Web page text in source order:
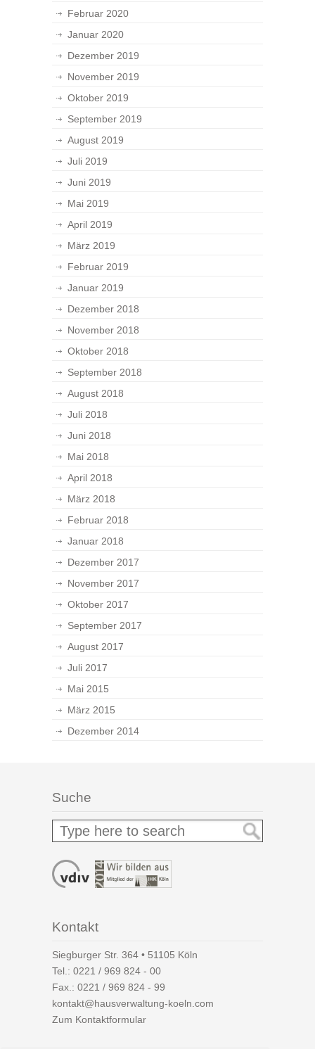
Februar 2020
Januar 2020
Dezember 2019
November 2019
Oktober 2019
September 2019
August 2019
Juli 2019
Juni 2019
Mai 2019
April 2019
März 2019
Februar 2019
Januar 2019
Dezember 2018
November 2018
Oktober 2018
September 2018
August 2018
Juli 2018
Juni 2018
Mai 2018
April 2018
März 2018
Februar 2018
Januar 2018
Dezember 2017
November 2017
Oktober 2017
September 2017
August 2017
Juli 2017
Mai 2015
März 2015
Dezember 2014
Suche
Kontakt
Siegburger Str. 364 • 51105 Köln
Tel.: 0221 / 969 824 - 00
Fax.: 0221 / 969 824 - 99
kontakt@hausverwaltung-koeln.com
Zum Kontaktformular